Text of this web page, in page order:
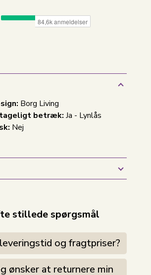
Borg Living
betræk: Ja - Lynlås
Nej
stillede spørgsmål
og fragtpriser?
ønsker at returnere min